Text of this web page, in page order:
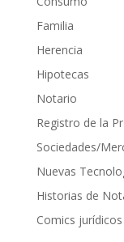
Familia
Herencia
Hipotecas
Notario
Registro de la
Sociedades/
Nuevas
Historias de
Comics jurídicos